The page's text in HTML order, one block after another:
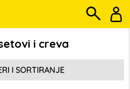
i creva
I SORTIRANJE